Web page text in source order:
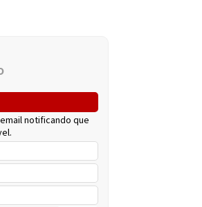
notificando que